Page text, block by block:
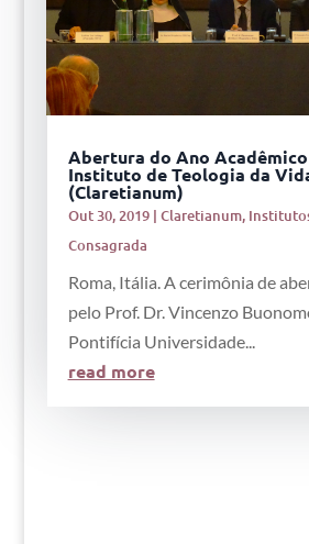
Abertura do Ano Acadêmico
Instituto de Teologia da
(Claretianum)
Out 30, 2019| Claretianum,
Consagrada
Roma, Itália. A cerimônia de
pelo Prof. Dr. Vincenzo
Pontifícia Universidade...
read more